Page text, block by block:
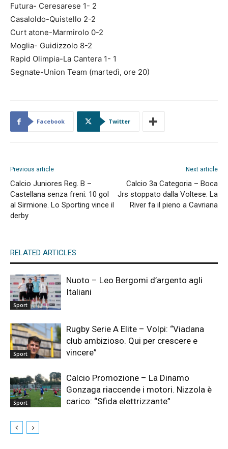
Futura- Ceresarese 1- 2
Casaloldo-Quistello 2-2
Curt atone-Marmirolo 0-2
Moglia- Guidizzolo 8-2
Rapid Olimpia-La Cantera 1- 1
Segnate-Union Team (martedì, ore 20)
Facebook Twitter
Previous article
Calcio Juniores Reg. B –
Castellana senza freni: 10 gol
al Sirmione. Lo Sporting vince il
derby
Next article
Calcio 3a Categoria – Boca
Jrs stoppato dalla Voltese. La
River fa il pieno a Cavriana
RELATED ARTICLES
Sport
Nuoto – Leo Bergomi d’argento agli
Italiani
Sport
Rugby Serie A Elite – Volpi: “Viadana
club ambizioso. Qui per crescere e
vincere”
Sport
Calcio Promozione – La Dinamo
Gonzaga riaccende i motori. Nizzola è
carico: “Sfida elettrizzante”